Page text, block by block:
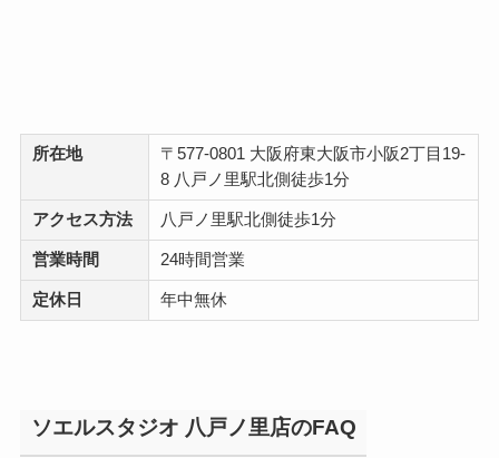
所在地
〒577-0801 大阪府東大阪市小阪2丁目19-
8 八戸ノ里駅北側徒歩1分
アクセス方法 八戸ノ里駅北側徒歩1分
営業時間 24時間営業
定休日 年中無休
ソエルスタジオ 八戸ノ里店のFAQ